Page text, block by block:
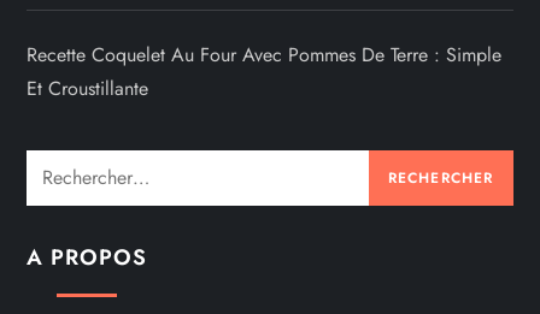
Recette Coquelet Au Four Avec Pommes De Terre : Simple
Et Croustillante
Rechercher :
A PROPOS